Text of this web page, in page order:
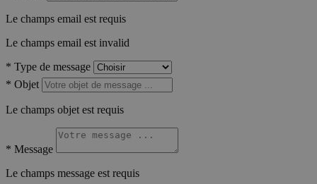
Le champs email est requis
Le champs email est invalid
* Type de message
* Objet
Le champs objet est requis
* Message
Le champs message est requis